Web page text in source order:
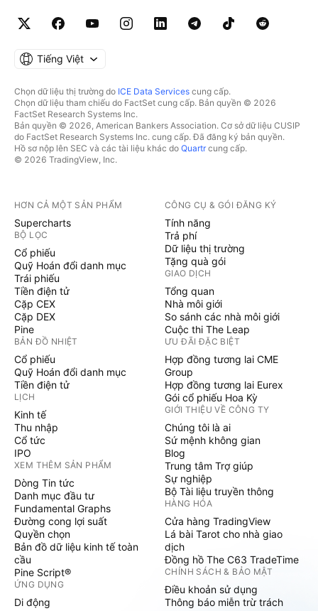
Tiếng Việt
Chọn dữ liệu thị trường do ICE Data Services cung cấp.
Chọn dữ liệu tham chiếu do FactSet cung cấp. Bản quyền © 2026
FactSet Research Systems Inc.
Bản quyền © 2026, American Bankers Association. Cơ sở dữ liệu CUSIP
do FactSet Research Systems Inc. cung cấp. Đã đăng ký bản quyền.
Hồ sơ nộp lên SEC và các tài liệu khác do Quartrcung cấp.
© 2026 TradingView, Inc.
HƠN CẢ MỘT SẢN PHẨM
Supercharts
BỘ LỌC
Cổ phiếu
Quỹ Hoán đổi danh mục
Trái phiếu
Tiền điện tử
Cặp CEX
Cặp DEX
Pine
BẢN ĐỒ NHIỆT
Cổ phiếu
Quỹ Hoán đổi danh mục
Tiền điện tử
LỊCH
Kinh tế
Thu nhập
Cổ tức
IPO
XEM THÊM SẢN PHẨM
Dòng Tin tức
Danh mục đầu tư
Fundamental Graphs
Đường cong lợi suất
Quyền chọn
Bản đồ dữ liệu kinh tế toàn
cầu
Pine Script®
ỨNG DỤNG
Di động
CÔNG CỤ & GÓI ĐĂNG KÝ
Tính năng
Trả phí
Dữ liệu thị trường
Tặng quà gói
GIAO DỊCH
Tổng quan
Nhà môi giới
So sánh các nhà môi giới
Cuộc thi The Leap
ƯU ĐÃI ĐẶC BIỆT
Hợp đồng tương lai CME
Group
Hợp đồng tương lai Eurex
Gói cổ phiếu Hoa Kỳ
GIỚI THIỆU VỀ CÔNG TY
Chúng tôi là ai
Sứ mệnh không gian
Blog
Trung tâm Trợ giúp
Sự nghiệp
Bộ Tài liệu truyền thông
HÀNG HÓA
Cửa hàng TradingView
Lá bài Tarot cho nhà giao
dịch
Đồng hồ The C63 TradeTime
CHÍNH SÁCH & BẢO MẬT
Điều khoản sử dụng
Thông báo miễn trừ trách